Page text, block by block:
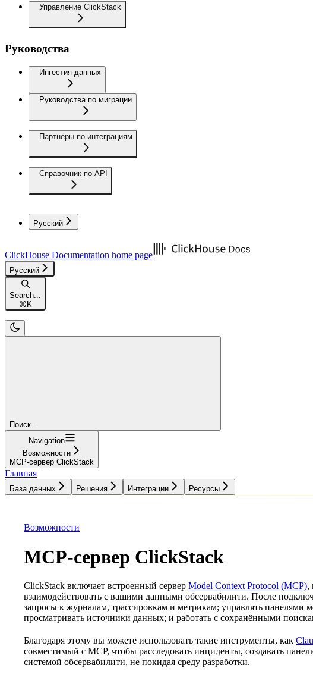
Управление ClickStack
Руководства
Ингестия данных
Руководства по миграции
Партнёры по интеграциям
Справочник по API
Русский
ClickHouse Documentation home page
Русский
Search...
⌘ K
Поиск...
Navigation
Возможности
MCP-сервер ClickStack
Главная
База данных Решения Интеграции Ресурсы
Возможности
MCP-сервер ClickStack
ClickStack включает встроенный сервер Model Context Protocol (MCP),
взаимодействовать с вашими данными обсервабилити. После
запросы к журналам, трассировкам и метрикам; управлять панелями
просматривать источники данных; и работать с сохранёнными
Благодаря этому вы можете использовать такие инструменты, как
совместимый с MCP, чтобы расследовать инциденты, создавать
системой обсервабилити, не покидая среду разработки.